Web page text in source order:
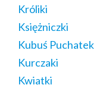
Króliki
Księżniczki
Kubuś Puchatek
Kurczaki
Kwiatki